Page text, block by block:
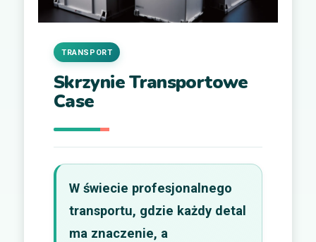
Skrzynie Transportowe
Case
TRANSPORT
W świecie profesjonalnego
transportu, gdzie każdy detal
ma znaczenie, a